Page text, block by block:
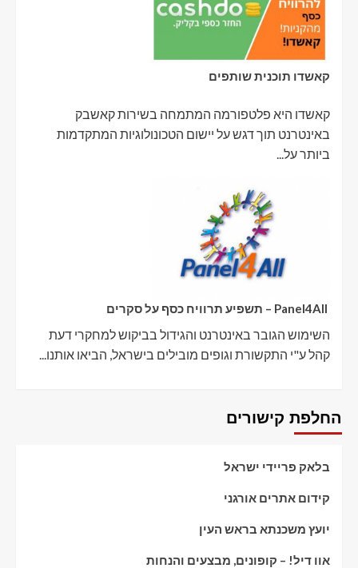
קאשדו תוכנית שותפים
קאשדו היא פלטפורמה המתמחה בשירות קאשבק
באינטרנט תוך דגש על יישום הטכונולוגיות המתקדמות
ביותר על...
השימוש הגובר באינטרנט והגידול בביקוש למחקרי דעת
קהל ע"י התקשורת וגופים מובילים בישראל, הביאו אותנו...
החלפת קישורים
בלאק פריידי ישראל
קידום אתרים אורגני
יועץ משכנתא בראש העין
אוו דיל! – קופונים, מבצעים והנחות